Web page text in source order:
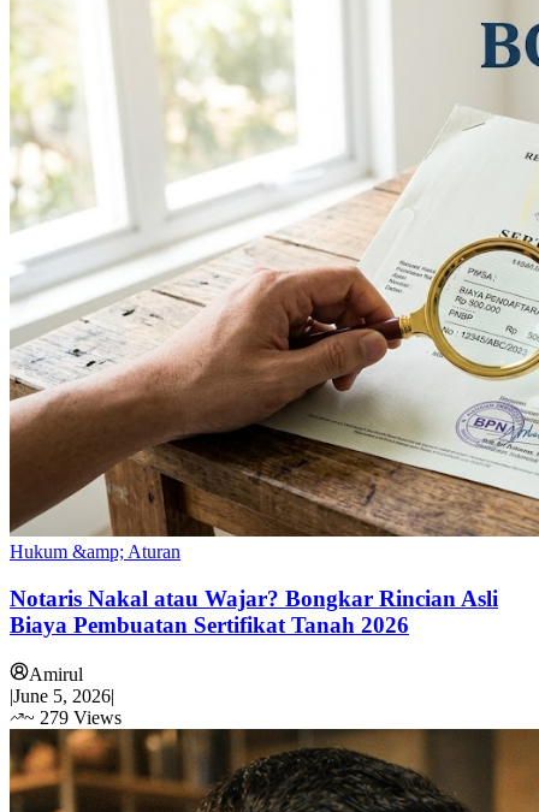
Hukum &amp; Aturan
Notaris Nakal atau Wajar? Bongkar Rincian Asli
Biaya Pembuatan Sertifikat Tanah 2026
Amirul
|June 5, 2026|
~ 279 Views